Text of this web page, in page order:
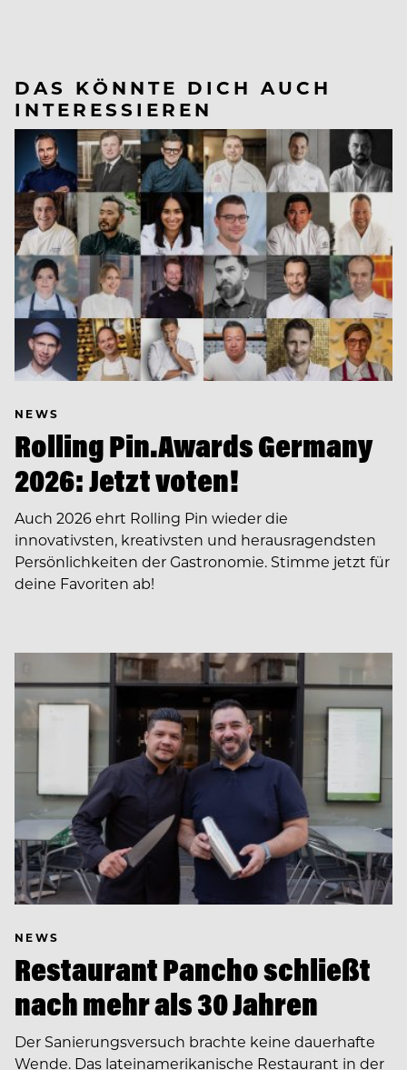
DAS KÖNNTE DICH AUCH
INTERESSIEREN
NEWS
Rolling Pin.Awards Germany
2026: Jetzt voten!
Auch 2026 ehrt Rolling Pin wieder die
innovativsten, kreativsten und herausragendsten
Persönlichkeiten der Gastronomie. Stimme jetzt für
deine Favoriten ab!
NEWS
Restaurant Pancho schließt
nach mehr als 30 Jahren
Der Sanierungsversuch brachte keine dauerhafte
Wende. Das lateinamerikanische Restaurant in der